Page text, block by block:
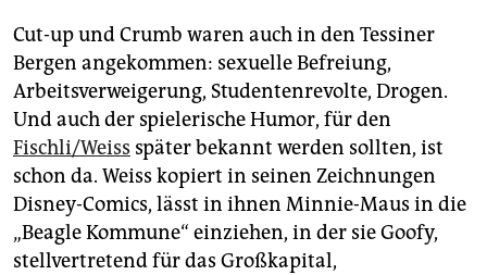
Cut-up und Crumb waren auch in den Tessiner
Bergen angekommen: sexuelle Befreiung,
Arbeitsverweigerung, Studentenrevolte, Drogen.
Und auch der spielerische Humor, für den
Fischli/Weiss später bekannt werden sollten, ist
schon da. Weiss kopiert in seinen Zeichnungen
Disney-Comics, lässt in ihnen Minnie-Maus in die
„Beagle Kommune“ einziehen, in der sie Goofy,
stellvertretend für das Großkapital,